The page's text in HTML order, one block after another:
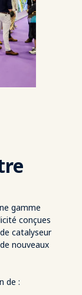
gamme
conçues
catalyseur
nouveaux
de :